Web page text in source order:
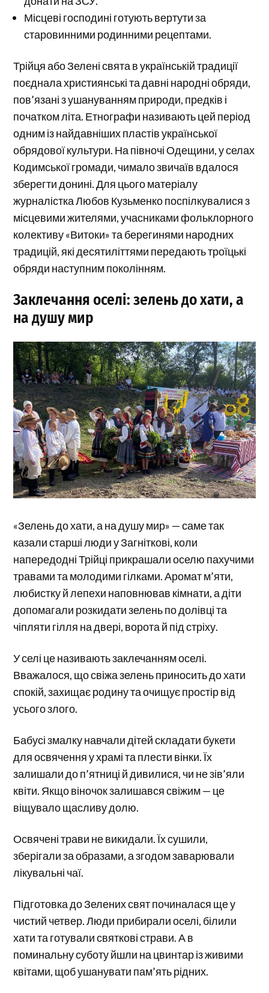
Місцеві господині готують вертути за
старовинними родинними рецептами.
Трійця або Зелені свята в українській традиції
поєднала християнські та давні народні обряди,
пов’язані з ушануванням природи, предків і
початком літа. Етнографи називають цей період
одним із найдавніших пластів української
обрядової культури. На півночі Одещини, у селах
Кодимської громади, чимало звичаїв вдалося
зберегти донині. Для цього матеріалу
журналістка Любов Кузьменко поспілкувалися з
місцевими жителями, учасниками фольклорного
колективу «Витоки» та берегинями народних
традицій, які десятиліттями передають троїцькі
обряди наступним поколінням.
Заклечання оселі: зелень до хати, а
на душу мир
«Зелень до хати, а на душу мир» — саме так
казали старші люди у Загніткові, коли
напередодні Трійці прикрашали оселю пахучими
травами та молодими гілками. Аромат м’яти,
любистку й лепехи наповнював кімнати, а діти
допомагали розкидати зелень по долівці та
чіпляти гілля на двері, ворота й під стріху.
У селі це називають заклечанням оселі.
Вважалося, що свіжа зелень приносить до хати
спокій, захищає родину та очищує простір від
усього злого.
Бабусі змалку навчали дітей складати букети
для освячення у храмі та плести вінки. Їх
залишали до п’ятниці й дивилися, чи не зів’яли
квіти. Якщо віночок залишався свіжим — це
віщувало щасливу долю.
Освячені трави не викидали. Їх сушили,
зберігали за образами, а згодом заварювали
лікувальні чаї.
Підготовка до Зелених свят починалася ще у
чистий четвер. Люди прибирали оселі, білили
хати та готували святкові страви. А в
поминальну суботу йшли на цвинтар із живими
квітами, щоб ушанувати пам’ять рідних.